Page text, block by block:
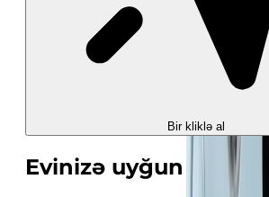
Bir kliklə al
Evinizə uyğun sərinlik